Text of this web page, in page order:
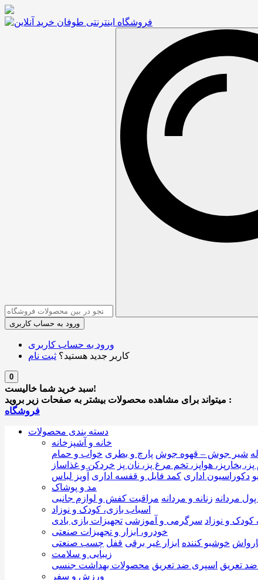
ورود به حساب کاربری
ورود به حساب کاربری
کاربر جدید هستید؟ ثبت نام
0
سبد خرید شما خالیست!
میتواند برای مشاهده محصولات بیشتر به صفحات زیر بروید :
فروشگاه
دسته بندی محصولات
خانه و آشپزخانه
شیر جوش – قهوه جوش پارچ و بطری خواب و حمام
پز، بخارپز، هواپز، تخم مرغ پز، نان پز خردکن و غذاساز
دکوراسیون اداری کمد فایل و قفسه اداری آویز لباس
مد و پوشاک
مردانه زنانه و مردانه مراقبت کفش و لوازم جانبی
اسباب بازی، کودک و نوزاد
کودک و نوزاد سرگرمی و آموزشی تجهیزات بازی بادی
خودرو، ابزار و تجهیزات صنعتی
خوشبو کننده ابزار غیر برقی قفل چسب صنعتی
زیبایی و سلامت
تعریق اسپری ضد تعریق محصولات بهداشت جنسی
ورزش و سفر